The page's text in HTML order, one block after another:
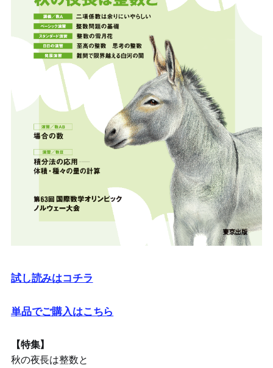
試し読みはコチラ
単品でご購入はこちら
【特集】
秋の夜長は整数と